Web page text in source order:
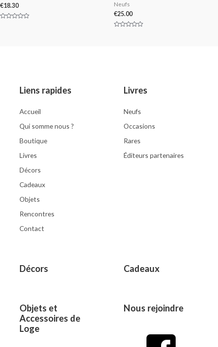
€18.30 Neufs
€25.00
Liens rapides
Accueil
Qui somme nous ?
Boutique
Livres
Décors
Cadeaux
Objets
Rencontres
Contact
Livres
Neufs
Occasions
Rares
Éditeurs partenaires
Décors Cadeaux
Objets et
Accessoires de
Loge
Nous rejoindre